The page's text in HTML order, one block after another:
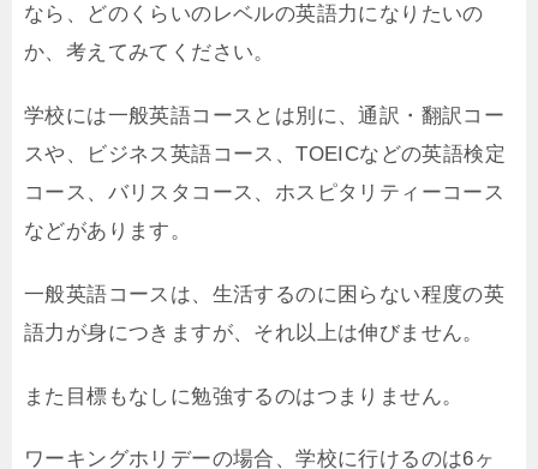
なら、どのくらいのレベルの英語力になりたいの
か、考えてみてください。
学校には一般英語コースとは別に、通訳・翻訳コー
スや、ビジネス英語コース、TOEICなどの英語検定
コース、バリスタコース、ホスピタリティーコース
などがあります。
一般英語コースは、生活するのに困らない程度の英
語力が身につきますが、それ以上は伸びません。
また目標もなしに勉強するのはつまりません。
ワーキングホリデーの場合、学校に行けるのは6ヶ